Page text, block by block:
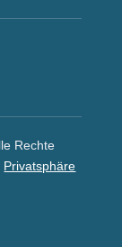
Rechte
Privatsphäre